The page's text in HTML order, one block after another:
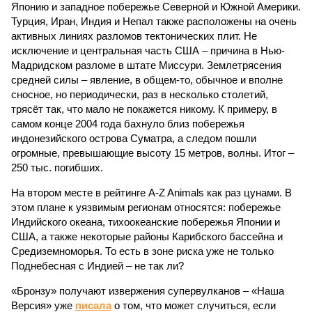
Японию и западное побережье Северной и Южной Америки.
Турция, Иран, Индия и Непал также расположены на очень
активных линиях разломов тектонических плит. Не
исключение и центральная часть США – причина в Нью-
Мадридском разломе в штате Миссури. Землетрясения
средней силы – явление, в общем-то, обычное и вполне
сносное, но периодически, раз в несколько столетий,
трясёт так, что мало не покажется никому. К примеру, в
самом конце 2004 года бахнуло близ побережья
индонезийского острова Суматра, а следом пошли
огромные, превышающие высоту 15 метров, волны. Итог –
250 тыс. погибших.
На втором месте в рейтинге A-Z Animals как раз цунами. В
этом плане к уязвимым регионам относятся: побережье
Индийского океана, тихо­океанские побережья Японии и
США, а также некоторые районы Карибского бассейна и
Средиземноморья. То есть в зоне риска уже не только
Поднебесная с Индией – не так ли?
«Бронзу» получают извержения супервулканов – «Наша
Версия» уже писалао том, что может случиться, если